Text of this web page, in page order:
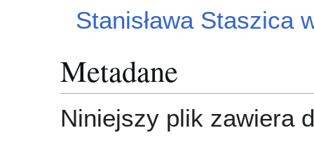
Stanisława Staszica
Metadane
Niniejszy plik zawiera